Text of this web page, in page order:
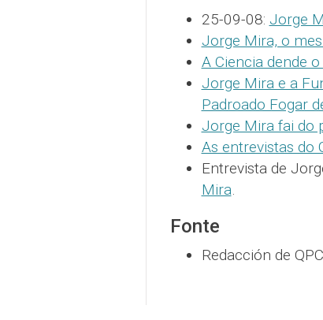
25-09-08: Jorge
Jorge Mira, o
A Ciencia dende
Jorge Mira e a
Padroado Fogar
Jorge Mira fai do
As entrevistas do
Entrevista de
Mira.
Fonte
Redacción de